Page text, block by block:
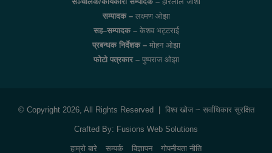
सम्पादक –लक्ष्मण ओझा
सह–सम्पादक –केशव भट्टराई
प्रबन्धक निर्देशक –मोहन ओझा
फोटो पत्रकार –पुष्पराज ओझा
© Copyright 2026, All Rights Reserved | विश्व खोज~ सर्वाधिकार सुरक्षित
Crafted By: Fusions Web Solutions
हाम्रो बारे सम्पर्क विज्ञापन गोपनीयता नीति